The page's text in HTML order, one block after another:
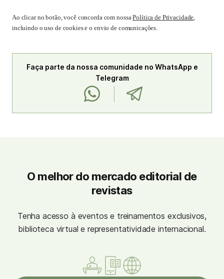
Ao clicar no botão, você concorda com nossaPolítica de Privacidade,
incluindo o uso de cookies e o envio de comunicações.
Faça parte da nossa comunidade no WhatsApp e
Telegram
O melhor do mercado editorial de
revistas
Tenha acesso à eventos e treinamentos exclusivos,
biblioteca virtual e representatividade internacional.